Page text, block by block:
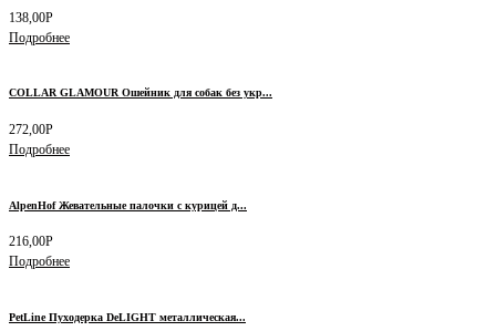
138,00Р
Подробнее
COLLAR GLAMOUR Ошейник для собак без укр...
272,00Р
Подробнее
AlpenHof Жевательные палочки с курицей д...
216,00Р
Подробнее
PetLine Пуходерка DeLIGHT металлическая...